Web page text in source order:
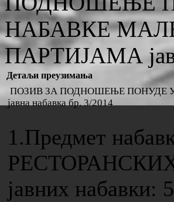
НАБАВКЕ
ПАРТИЈАМА
Детаљи преузимања
ПОЗИВ ЗА ПОДНОШЕЊЕ ПОНУДЕ
јавна набавка бр. 3/2014
1.Предмет
РЕСТОРАНСКИХ
јавних набавки: